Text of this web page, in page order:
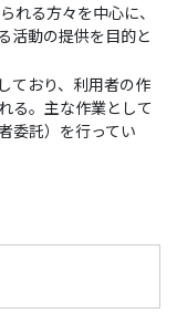
れる方々を中心に、
活動の提供を目的と
ており、利用者の作
る。主な作業として
委託）を行ってい